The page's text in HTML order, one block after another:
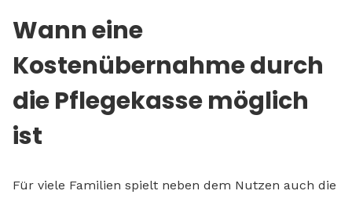
Wann eine
Kostenübernahme durch
die Pflegekasse möglich
ist
Für viele Familien spielt neben dem Nutzen auch die